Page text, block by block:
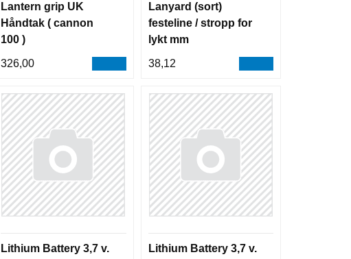
Lantern grip UK
Håndtak ( cannon
100 )
326,00
Lanyard (sort)
festeline / stropp for
lykt mm
38,12
Lithium Battery 3,7 v.
Lithium Battery 3,7 v.